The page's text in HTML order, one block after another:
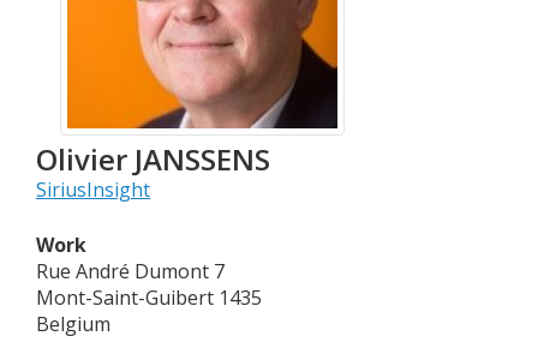
Olivier JANSSENS
SiriusInsight
Work
Rue André Dumont 7
Mont-Saint-Guibert 1435
Belgium